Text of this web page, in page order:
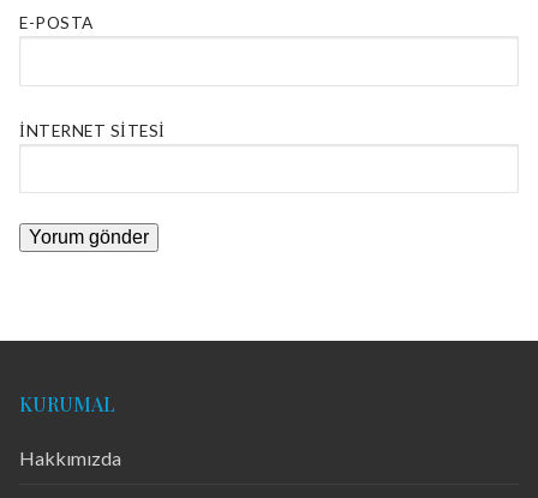
E-POSTA
İNTERNET SITESI
KURUMAL
Hakkımızda